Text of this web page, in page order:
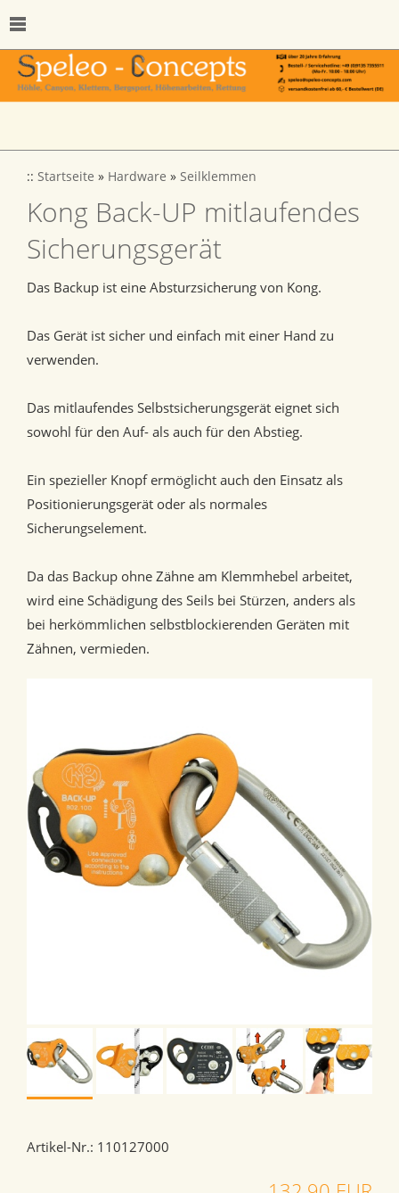
:: Startseite » Hardware » Seilklemmen
Kong Back-UP mitlaufendes
Sicherungsgerät
Das Backup ist eine Absturzsicherung von Kong.
Das Gerät ist sicher und einfach mit einer Hand zu
verwenden.
Das mitlaufendes Selbstsicherungsgerät eignet sich
sowohl für den Auf- als auch für den Abstieg.
Ein spezieller Knopf ermöglicht auch den Einsatz als
Positionierungsgerät oder als normales
Sicherungselement.
Da das Backup ohne Zähne am Klemmhebel arbeitet,
wird eine Schädigung des Seils bei Stürzen, anders als
bei herkömmlichen selbstblockierenden Geräten mit
Zähnen, vermieden.
Artikel-Nr.: 110127000